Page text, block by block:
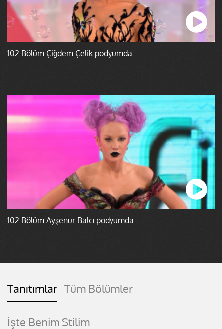
102.Bölüm Çiğdem Çelik podyumda
102.Bölüm Ayşenur Balcı podyumda
Tanıtımlar Tüm Bölümler
İşte Benim Stilim